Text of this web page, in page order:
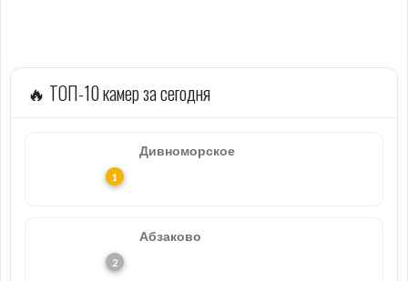
🔥 ТОП-10 камер за сегодня
Дивноморское
Абзаково